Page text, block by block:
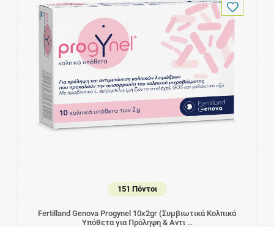
151 Πόντοι
Fertilland Genova Progynel 10x2gr (Συμβιωτικά Κολπικά
Υπόθετα για Πρόληψη & Αντι …